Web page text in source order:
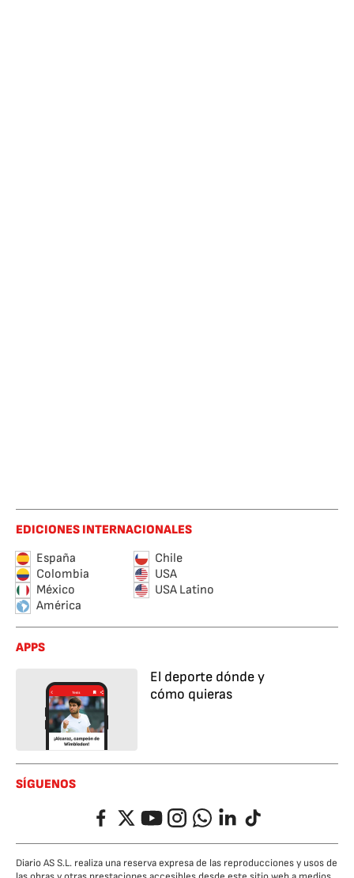
EDICIONES INTERNACIONALES
España
Chile
Colombia
USA
México
USA Latino
América
APPS
El deporte dónde y
cómo quieras
SÍGUENOS
FacebookTwitterYouTubeInstagramWhatsappLinkedIn
TikTok
Diario AS S.L. realiza una reserva expresa de las reproducciones y usos de